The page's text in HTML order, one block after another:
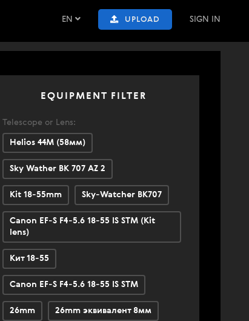
EN UPLOAD SIGN IN
EQUIPMENT FILTER
Telescope or Lens:
Helios 44M (58мм)
Sky Wather BK 707 AZ 2
Kit 18-55mm Sky-Watcher BK707
Canon EF-S F4-5.6 18-55 IS STM (Kit
lens)
Кит 18-55
Canon EF-S F4-5.6 18-55 IS STM
26mm 26mm эквивалент 8мм